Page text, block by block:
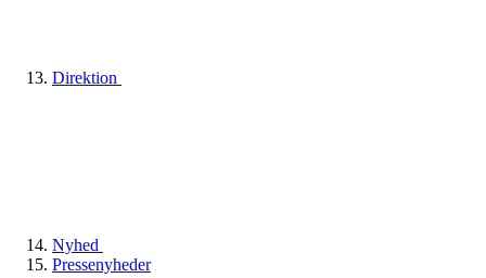
Direktion
Nyhed
Pressenyheder